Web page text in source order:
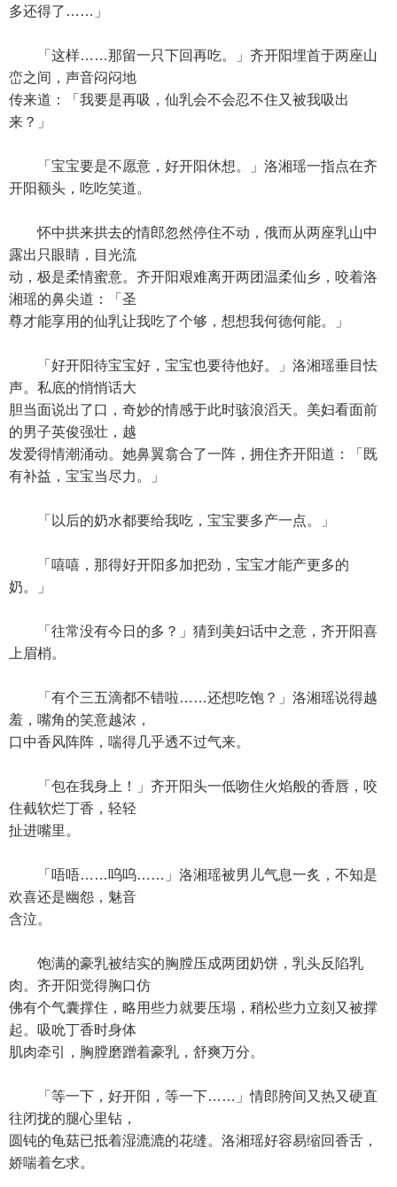
多还得了……」
「这样……那留一只下回再吃。」齐开阳埋首于两座山
峦之间，声音闷闷地
传来道：「我要是再吸，仙乳会不会忍不住又被我吸出
来？」
「宝宝要是不愿意，好开阳休想。」洛湘瑶一指点在齐
开阳额头，吃吃笑道。
怀中拱来拱去的情郎忽然停住不动，俄而从两座乳山中
露出只眼睛，目光流
动，极是柔情蜜意。齐开阳艰难离开两团温柔仙乡，咬着洛
湘瑶的鼻尖道：「圣
尊才能享用的仙乳让我吃了个够，想想我何德何能。」
「好开阳待宝宝好，宝宝也要待他好。」洛湘瑶垂目怯
声。私底的悄悄话大
胆当面说出了口，奇妙的情感于此时骇浪滔天。美妇看面前
的男子英俊强壮，越
发爱得情潮涌动。她鼻翼翕合了一阵，拥住齐开阳道：「既
有补益，宝宝当尽力。」
「以后的奶水都要给我吃，宝宝要多产一点。」
「嘻嘻，那得好开阳多加把劲，宝宝才能产更多的
奶。」
「往常没有今日的多？」猜到美妇话中之意，齐开阳喜
上眉梢。
「有个三五滴都不错啦……还想吃饱？」洛湘瑶说得越
羞，嘴角的笑意越浓，
口中香风阵阵，喘得几乎透不过气来。
「包在我身上！」齐开阳头一低吻住火焰般的香唇，咬
住截软烂丁香，轻轻
扯进嘴里。
「唔唔……呜呜……」洛湘瑶被男儿气息一炙，不知是
欢喜还是幽怨，魅音
含泣。
饱满的豪乳被结实的胸膛压成两团奶饼，乳头反陷乳
肉。齐开阳觉得胸口仿
佛有个气囊撑住，略用些力就要压塌，稍松些力立刻又被撑
起。吸吮丁香时身体
肌肉牵引，胸膛磨蹭着豪乳，舒爽万分。
「等一下，好开阳，等一下……」情郎胯间又热又硬直
往闭拢的腿心里钻，
圆钝的龟菇已抵着湿漉漉的花缝。洛湘瑶好容易缩回香舌，
娇喘着乞求。